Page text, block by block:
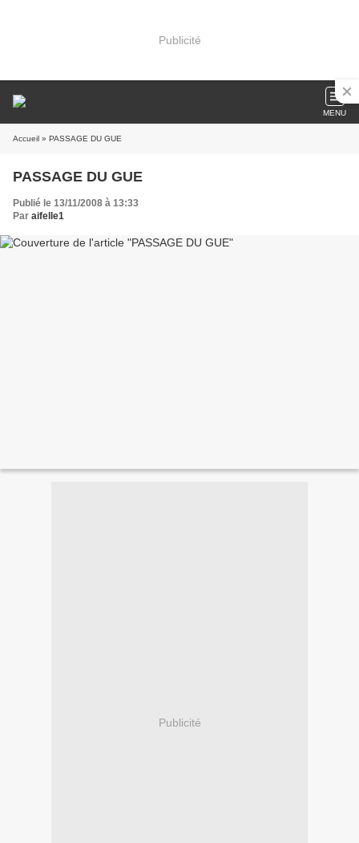
Publicité
MENU
Accueil » PASSAGE DU GUE
PASSAGE DU GUE
Publié le 13/11/2008 à 13:33
Par aifelle1
Publicité